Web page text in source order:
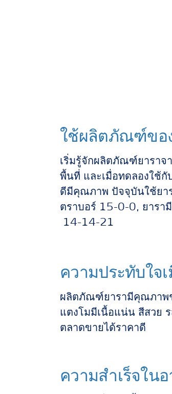
ใช้ผลิตภัณฑ์ขอ
เริ่มรู้จักผลิตภัณฑ์ยาราจ
พื้นที่ และเมื่อทดลองใช้กั
ดีมีคุณภาพ ปัจจุบันใช้ย
ตราบอร์ 15-0-0, ยาร
14-14-21
ความประทับใจ
ผลิตภัณฑ์ยารามีคุณภา
แตงโมมีเนื้อแน่น สีสวย
ตลาดขายได้ราคาดี
ความสำเร็จใน